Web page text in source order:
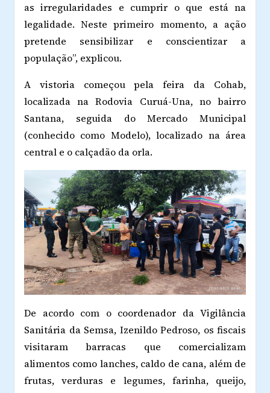
as irregularidades e cumprir o que está na
legalidade. Neste primeiro momento, a ação
pretende sensibilizar e conscientizar a
população”, explicou.
A vistoria começou pela feira da Cohab,
localizada na Rodovia Curuá-Una, no bairro
Santana, seguida do Mercado Municipal
(conhecido como Modelo), localizado na área
central e o calçadão da orla.
De acordo com o coordenador da Vigilância
Sanitária da Semsa, Izenildo Pedroso, os fiscais
visitaram barracas que comercializam
alimentos como lanches, caldo de cana, além de
frutas, verduras e legumes, farinha, queijo,